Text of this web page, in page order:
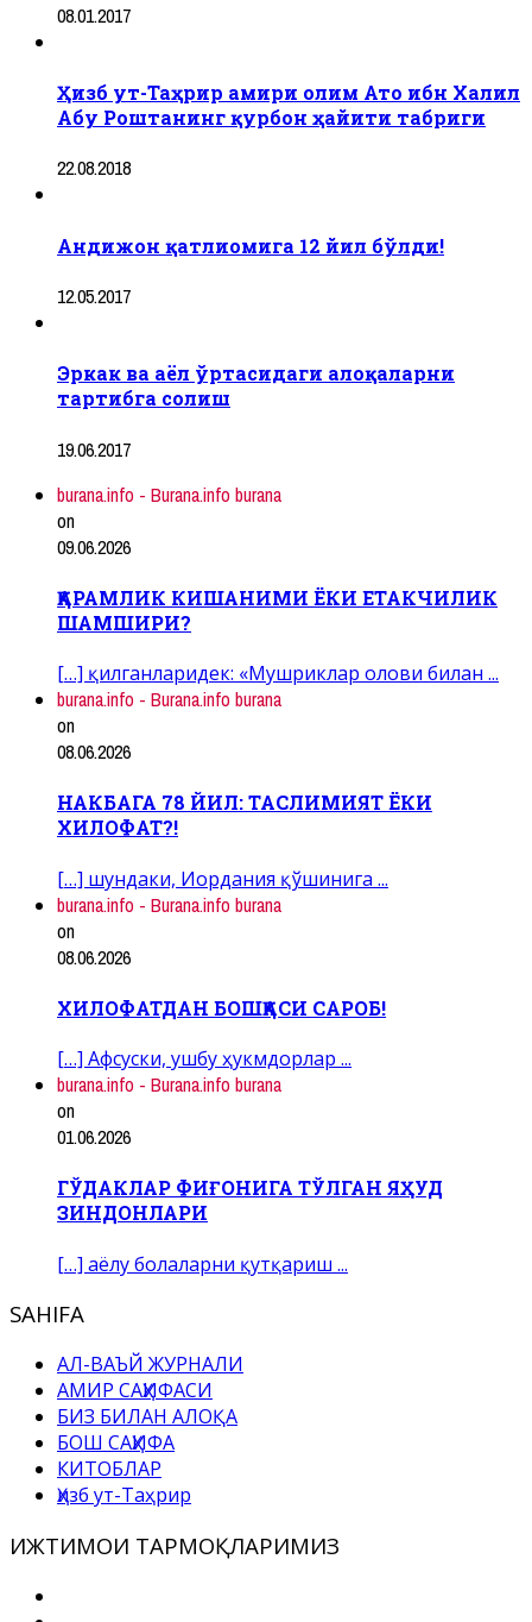
08.01.2017
Ҳизб ут-Таҳрир амири олим Ато ибн Халил
Абу Роштанинг қурбон ҳайити табриги
22.08.2018
Андижон қатлиомига 12 йил бўлди!
12.05.2017
Эркак ва аёл ўртасидаги алоқаларни
тартибга солиш
19.06.2017
burana.info - Burana.info burana
on
09.06.2026
ҚАРАМЛИК КИШАНИМИ ЁКИ ЕТАКЧИЛИК
ШАМШИРИ?
[…] қилганларидек: «Мушриклар олови билан ...
burana.info - Burana.info burana
on
08.06.2026
НАКБАГА 78 ЙИЛ: ТАСЛИМИЯТ ЁКИ
ХИЛОФАТ?!
[…] шундаки, Иордания қўшинига ...
burana.info - Burana.info burana
on
08.06.2026
ХИЛОФАТДАН БОШҚАСИ САРОБ!
[…] Афсуски, ушбу ҳукмдорлар ...
burana.info - Burana.info burana
on
01.06.2026
ГЎДАКЛАР ФИҒОНИГА ТЎЛГАН ЯҲУД
ЗИНДОНЛАРИ
[…] аёлу болаларни қутқариш ...
SAHIFA
АЛ-ВАЪЙ ЖУРНАЛИ
АМИР САҲИФАСИ
БИЗ БИЛАН АЛОҚА
БОШ САҲИФА
КИТОБЛАР
Ҳизб ут-Таҳрир
ИЖТИМОИ ТАРМОҚЛАРИМИЗ